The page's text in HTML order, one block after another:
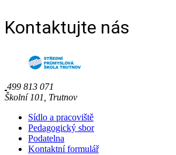
Kontaktujte nás
499 813 071
Školní 101, Trutnov
Sídlo a pracoviště
Pedagogický sbor
Podatelna
Kontaktní formulář